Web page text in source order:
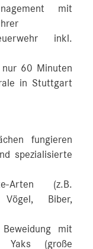
mit
inkl.
nur 60 Minuten
in Stuttgart
fungieren
spezialisierte
Arten (z.B.
Vögel, Biber,
Beweidung mit
Yaks (große